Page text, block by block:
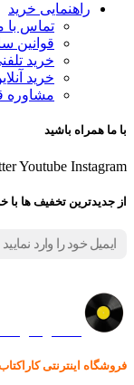
راهنمایی خرید
تماس با
قوانین
خرید
خرید
مشاوره
با ما همراه باشید
Youtube Instagram
از جدیدترین تخفیف ها
فروشگاه اینترنتی